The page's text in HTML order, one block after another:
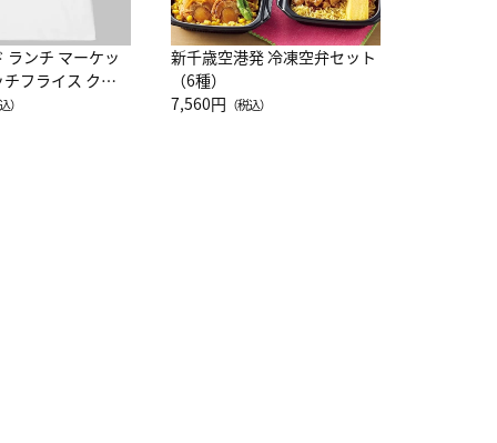
ランチ マーケッ
チフライス クル
半袖Ｔシャツ
）
新千歳空港発 冷凍空弁セット
（6種）
7,560円 （税込）